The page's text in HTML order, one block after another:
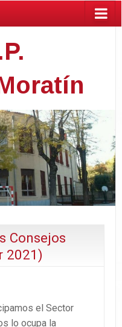
Consejos
2021)
el Sector
lo ocupa la